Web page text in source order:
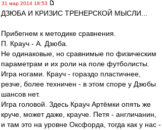
31 мар 2014 18:53
ДЗЮБА И КРИЗИС ТРЕНЕРСКОЙ МЫСЛИ...
Прибегнем к методике сравнения.
П. Крауч - А. Дзюба.
Не одинаковые, но сравнимые по физическим
параметрам и их роли на поле футболисты.
Игра ногами. Крауч - гораздо пластичнее,
резче, более техничен - в этом споре у Дзюбы
шансов нет.
Игра головой. Здесь Крауч Артёмки опять же
круче, может даже, крауче. Петя - англичанин,
и там это на уровне Оксфорда, тогда как у нас -